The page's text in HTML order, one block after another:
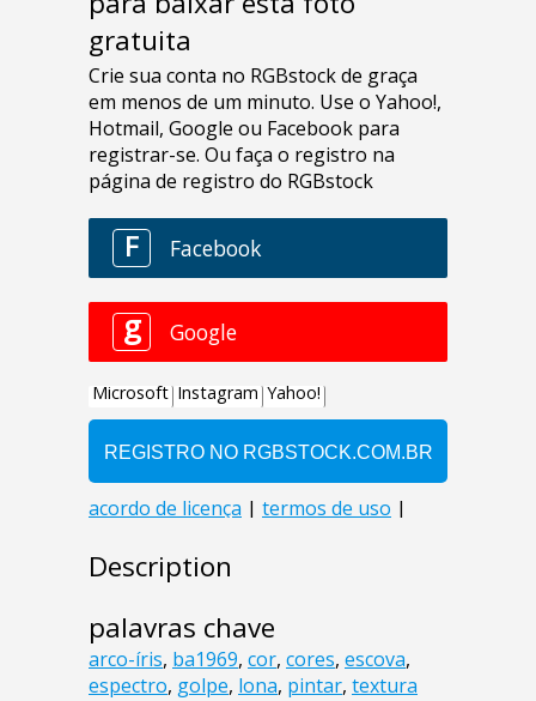
gratuita
Description
palavras chave
arco-íris, ba1969, cor, cores, escova,
espectro, golpe, lona, pintar, textura